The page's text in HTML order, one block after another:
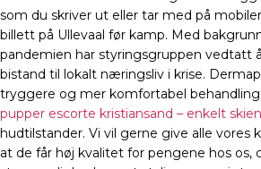
som du skriver ut eller tar med på
billett på Ullevaal før kamp. Med
pandemien har styringsgruppen vedtatt å
bistand til lokalt næringsliv i krise.
tryggere og mer komfortabel
pupper escorte kristiansand – enkelt skien
hudtilstander. Vi vil gerne give alle vores
at de får høj kvalitet for pengene hos os,